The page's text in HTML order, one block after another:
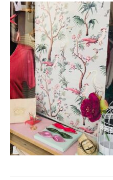
FORMATIONS
CONSEILS &
REALISATIONS
CONTACT